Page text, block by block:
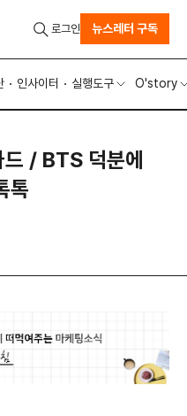
인사이터 실행도구 O'story
로그인 뉴스레터 구독
/ BTS 덕분에
톡